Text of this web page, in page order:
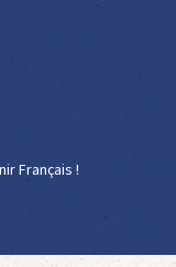
Français !